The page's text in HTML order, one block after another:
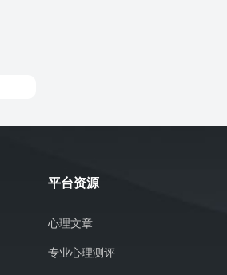
平台资源
心理文章
专业心理测评